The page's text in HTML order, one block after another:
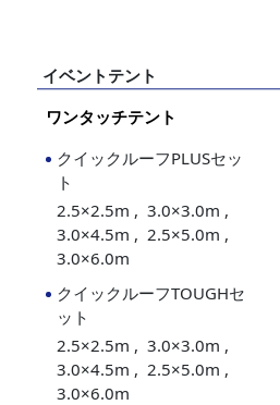
イベントテント
ワンタッチテント
クイックルーフPLUSセッ
ト
2.5×2.5m
3.0×3.0m
3.0×4.5m
2.5×5.0m
3.0×6.0m
クイックルーフTOUGHセ
ット
2.5×2.5m
3.0×3.0m
3.0×4.5m
2.5×5.0m
3.0×6.0m